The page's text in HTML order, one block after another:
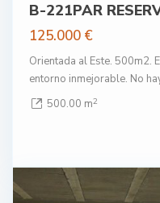
B-221PAR
125.000 €
Orientada al Este. 500m2.
entorno inmejorable. No
500.00 m2